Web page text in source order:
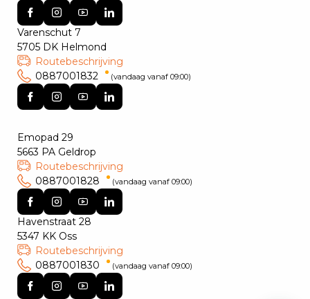
Varenschut 7
5705 DK Helmond
Routebeschrijving
0887001832
(vandaag vanaf 09:00)
Emopad 29
5663 PA Geldrop
Routebeschrijving
0887001828
(vandaag vanaf 09:00)
Havenstraat 28
5347 KK Oss
Routebeschrijving
0887001830
(vandaag vanaf 09:00)